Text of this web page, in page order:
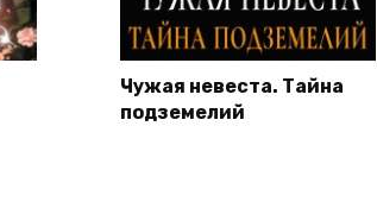
Чужая невеста. Тайна
подземелий